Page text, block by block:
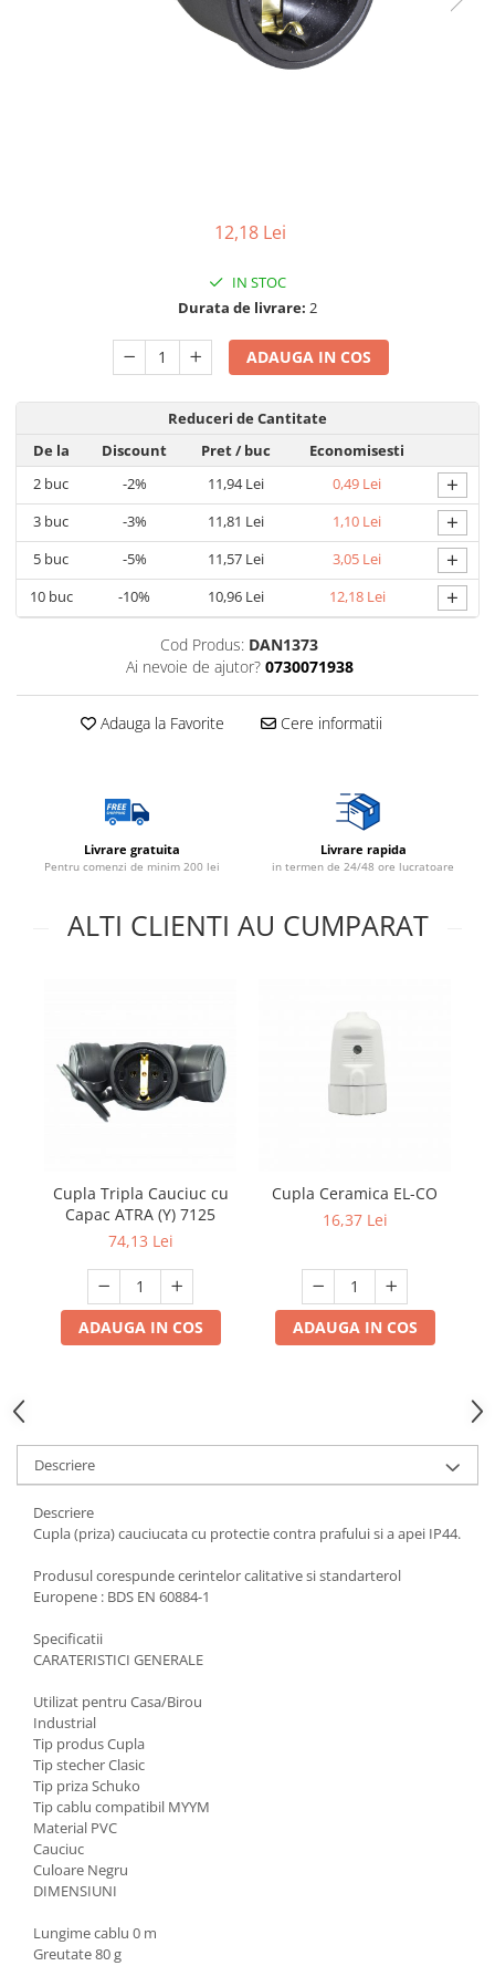
miscare,crepuscular,dulii cu
Veioze/Lămpi/lampa de veghe
senzor
exterior
Lampi emergente
Lustre
Spoturi led pe sina
Aparataj şi accesorii
Alimentatoare/Drivere
Cablu electric, canal cablu
electrice/Morsete/reglete
Cuple
Doze
Prelungitoare/Derulatoare
Prize
Starter/Droser
Întrerupătoare/Comutatoare
Ştechere/Stecher adaptor
Ţeavă PVC
Corpuri Led lineare
Tablou si sigurante electrice
Adezivi si benzi adezive
Cose / Coliere plastic
Pistoale de lipit si accesorii
Scule si unelte de
insurubat
Sonerii
Trepied
Ventilator
Lanterne
Accesorii camping
Masina de facut gheata
12,18 Lei
IN STOC
Durata de livrare: 2
ADAUGA IN COS
Reduceri de Cantitate
De la
Discount Pret/ buc
Economisesti
2 buc -2% 11,94 Lei 0,49 Lei +
3 buc -3% 11,81 Lei 1,10 Lei +
5 buc -5% 11,57 Lei 3,05 Lei +
10buc -10% 10,96 Lei 12,18 Lei +
Cod Produs: DAN1373
Ai nevoie de ajutor? 0730071938
Adauga la Favorite Cere informatii
Livrare gratuita
Pentru comenzi de minim 200 lei
Livrare rapida
in termen de 24/48 ore lucratoare
ALTI CLIENTI AU CUMPARAT
Cupla Tripla Cauciuc cu
Capac ATRA (Y) 7125
74,13 Lei
ADAUGA IN COS
Cupla Ceramica EL-CO
16,37 Lei
ADAUGA IN COS
Descriere
Descriere
Cupla (priza) cauciucata cu protectie contra prafului si a apei IP44.
Produsul corespunde cerintelor calitative si standarterol
Europene : BDS EN 60884-1
Specificatii
CARATERISTICI GENERALE
Utilizat pentru Casa/Birou
Industrial
Tip produs Cupla
Tip stecher Clasic
Tip priza Schuko
Tip cablu compatibil MYYM
Material PVC
Cauciuc
Culoare Negru
DIMENSIUNI
Lungime cablu 0 m
Greutate 80 g